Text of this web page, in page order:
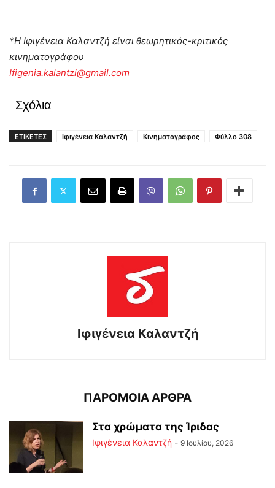
*Η Ιφιγένεια Καλαντζή είναι θεωρητικός-κριτικός
κινηματογράφου
Ifigenia.kalantzi@gmail.com
Σχόλια
ΕΤΙΚΕΤΕΣ Ιφιγένεια Καλαντζή Κινηματογράφος Φύλλο 308
Ιφιγένεια Καλαντζή
ΠΑΡΟΜΟΙΑ ΑΡΘΡΑ
Στα χρώματα της Ίριδας
Ιφιγένεια Καλαντζή - 9 Ιουλίου, 2026